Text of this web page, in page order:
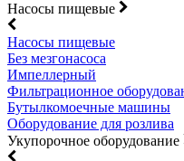
Насосы пищевые
Насосы пищевые
Без мезгонасоса
Импеллерный
Фильтрационное
Бутылкомоечные машины
Оборудование для розлива
Укупорочное оборудование